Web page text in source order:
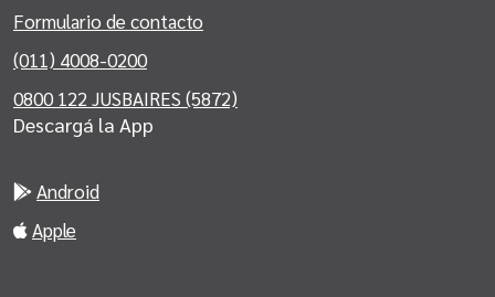
Formulario de contacto
(011) 4008-0200
0800 122 JUSBAIRES (5872)
Descargá la App
Android
Apple